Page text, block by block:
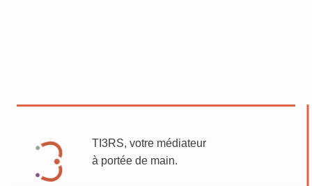
TI3RS, votre médiateur
à portée de main.